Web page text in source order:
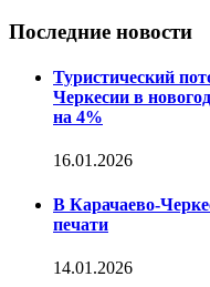
Последние новости
Туристический
Черкесии в
на 4%
16.01.2026
В Карачаево-
печати
14.01.2026